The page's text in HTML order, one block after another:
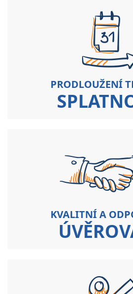
PRODLOUŽENÍ
KVALITNÍ A